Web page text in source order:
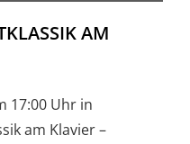
AM
17:00 Uhr in
am Klavier –